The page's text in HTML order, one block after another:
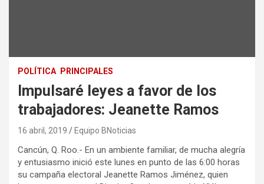
POLÍTICA PRINCIPALES
Impulsaré leyes a favor de los
trabajadores: Jeanette Ramos
16 abril, 2019 Equipo BNoticias
Cancún, Q. Roo.- En un ambiente familiar, de mucha alegría
y entusiasmo inició este lunes en punto de las 6:00 horas
su campaña electoral Jeanette Ramos Jiménez, quien